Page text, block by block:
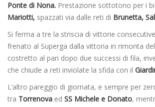
Ponte di Nona. Prestazione sottotono per i
Mariotti, spazzati via dalle reti di Brunetta,
Si ferma a tre la striscia di vittorie
frenato al Superga dalla vittoria in rimonta del
costretto al pari dopo due successi di fila,
che chiude a reti inviolate la sfida con il
L’altro pareggio di giornata, e sempre per
tra Torrenova ed SS Michele e Donato,